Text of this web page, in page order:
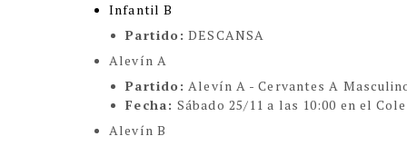
Infantil B
Partido: DESCANSA
Alevín A
Partido: Alevín A - Cervantes A
Fecha:Sábado 25/11 a las 10:00 en el
Alevín B